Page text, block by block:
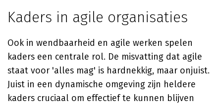
Kaders in agile organisaties
Ook in wendbaarheid en agile werken spelen
kaders een centrale rol. De misvatting dat agile
staat voor 'alles mag' is hardnekkig, maar onjuist.
Juist in een dynamische omgeving zijn heldere
kaders cruciaal om effectief te kunnen blijven